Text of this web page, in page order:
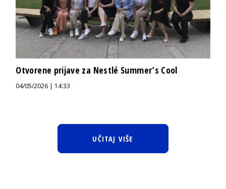
Otvorene prijave za Nestlé Summer’s Cool
04/05/2026 | 14:33
UČITAJ VIŠE